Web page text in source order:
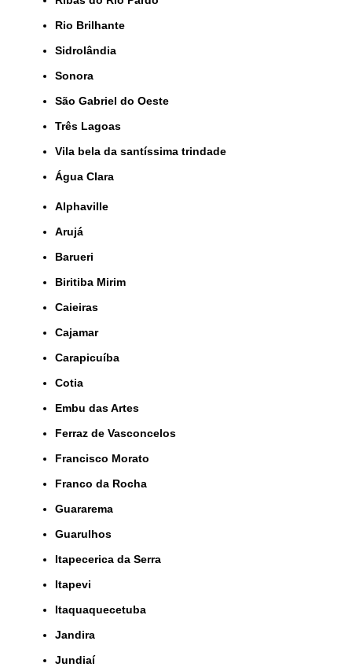
Rio Brilhante
Sidrolândia
Sonora
São Gabriel do Oeste
Três Lagoas
Vila bela da santíssima trindade
Água Clara
Alphaville
Arujá
Barueri
Biritiba Mirim
Caieiras
Cajamar
Carapicuíba
Cotia
Embu das Artes
Ferraz de Vasconcelos
Francisco Morato
Franco da Rocha
Guararema
Guarulhos
Itapecerica da Serra
Itapevi
Itaquaquecetuba
Jandira
Jundiaí